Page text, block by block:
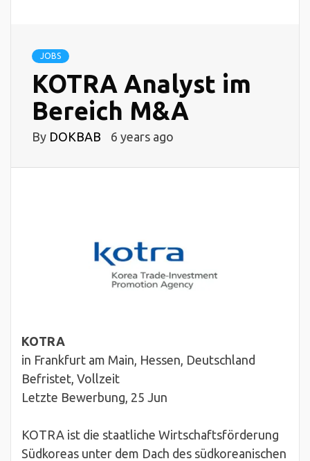
JOBS
KOTRA Analyst im
Bereich M&A
By DOKBAB 6 years ago
KOTRA
in Frankfurt am Main, Hessen, Deutschland
Befristet, Vollzeit
Letzte Bewerbung, 25 Jun
KOTRA ist die staatliche Wirtschaftsförderung
Südkoreas unter dem Dach des südkoreanischen